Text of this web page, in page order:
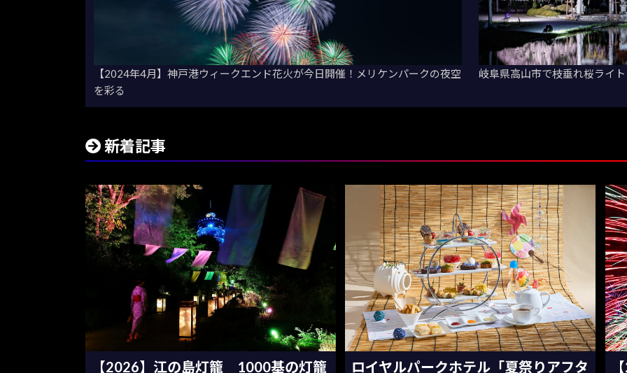
【2024年4月】神戸港ウィークエンド花火が今日開催！メリケンパークの夜空
を彩る
岐阜県高山市で枝垂れ桜ライ
新着記事
【2026】江の島灯籠 1000基の灯籠 ロイヤルパークホテル「夏祭りアフタ